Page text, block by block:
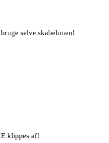
selve skabelonen!
klippes af!